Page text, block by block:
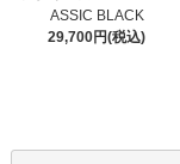
ASSIC BLACK
29,700円(税込)